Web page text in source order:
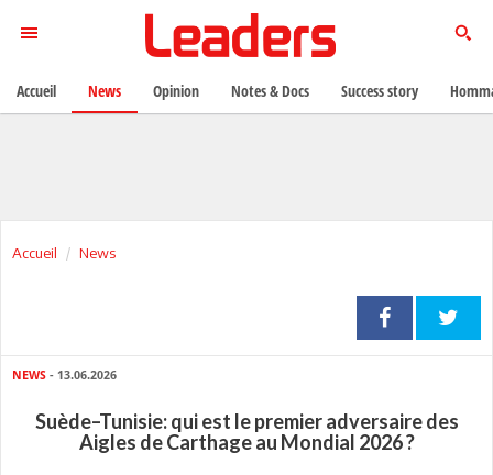
Accueil News
NEWS - 13.06.2026
Suède–Tunisie: qui est le premier adversaire des
Aigles de Carthage au Mondial 2026 ?
Accueil News Opinion Notes & Docs Success story